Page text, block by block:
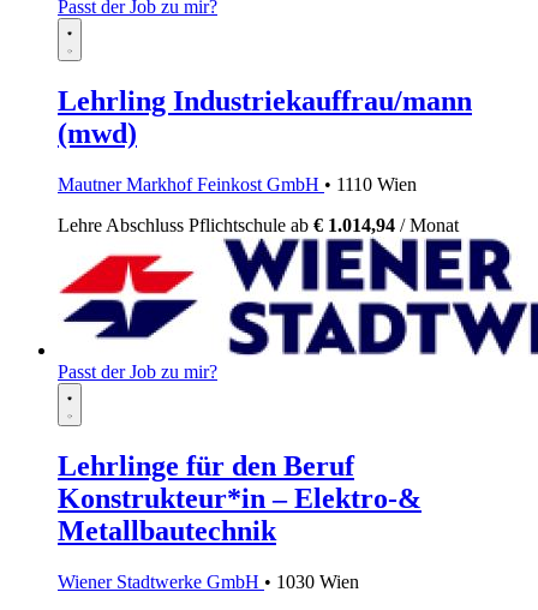
Passt der Job zu mir?
Lehrling Industriekauffrau/mann
(mwd)
Mautner Markhof Feinkost GmbH • 1110 Wien
Lehre Abschluss Pflichtschule ab € 1.014,94 / Monat
Passt der Job zu mir?
Lehrlinge für den Beruf
Konstrukteur*in – Elektro-&
Metallbautechnik
Wiener Stadtwerke GmbH • 1030 Wien